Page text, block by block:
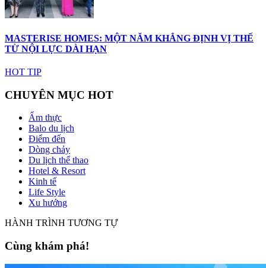
MASTERISE HOMES: MỘT NĂM KHẲNG ĐỊNH VỊ THẾ
TỪ NỘI LỰC DÀI HẠN
HOT TIP
CHUYÊN MỤC HOT
Ẩm thực
Balo du lịch
Điểm đến
Dòng chảy
Du lịch thể thao
Hotel & Resort
Kinh tế
Life Style
Xu hướng
HÀNH TRÌNH TƯƠNG TỰ
Cùng khám phá!